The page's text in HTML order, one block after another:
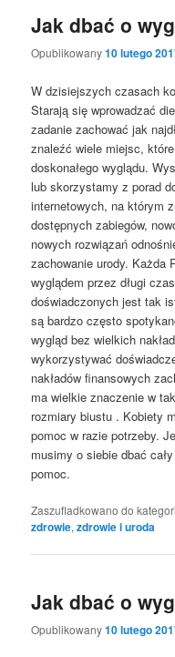
Jak dbać o
Opublikowany10 lutego
W dzisiejszych czasach
Starają się wprowadzać
zadanie zachować jak
znaleźć wiele miejsc,
doskonałego wyglądu.
lub skorzystamy z porad
internetowych, na którym
dostępnych zabiegów,
nowych rozwiązań
zachowanie urody. Każda
wyglądem przez długi
doświadczonych jest tak
są bardzo często
wygląd bez wielkich
wykorzystywać
nakładów finansowych
ma wielkie znaczenie w
rozmiary biustu . Kobiety
pomoc w razie potrzeby.
musimy o siebie dbać
pomoc.
Zaszufladkowano do
zdrowie,zdrowie i uroda
Jak dbać o
Opublikowany10 lutego